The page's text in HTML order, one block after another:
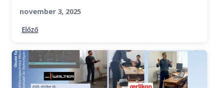
november 3, 2025
Előző